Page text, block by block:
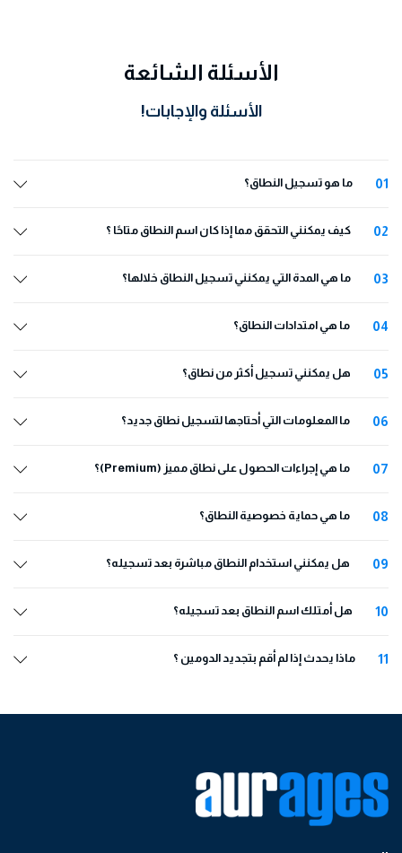
الأسئلة الشائعة
الأسئلة والإجابات!
01 ما هو تسجيل النطاق؟
02 كيف يمكنني التحقق مما إذا كان اسم النطاق متاحًا ؟
03 ما هي المدة التي يمكنني تسجيل النطاق خلالها؟
04 ما هي امتدادات النطاق؟
05 هل يمكنني تسجيل أكثر من نطاق؟
06 ما المعلومات التي أحتاجها لتسجيل نطاق جديد؟
07 ما هي إجراءات الحصول على نطاق مميز (Premium)؟
08 ما هي حماية خصوصية النطاق؟
09 هل يمكنني استخدام النطاق مباشرة بعد تسجيله؟
10 هل أمتلك اسم النطاق بعد تسجيله؟
11 ماذا يحدث إذا لم أقم بتجديد الدومين ؟